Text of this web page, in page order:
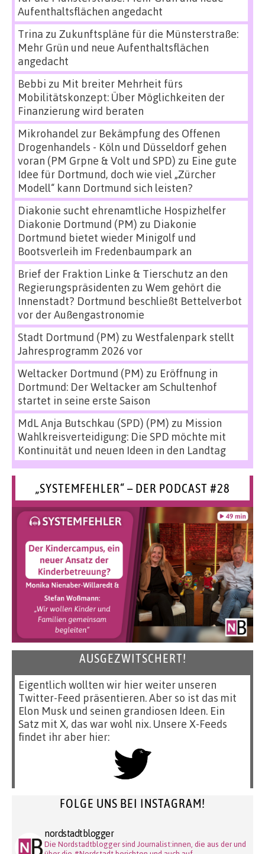
Aufenthaltsflächen angedacht
Trina zu Zukunftspläne für die Münsterstraße:
Mehr Grün und neue Aufenthaltsflächen
angedacht
Bebbi zu Mit breiter Mehrheit fürs
Mobilitätskonzept: Über Möglichkeiten der
Finanzierung wird beraten
Mikrohandel zur Bekämpfung des Offenen
Drogenhandels - Köln und Düsseldorf gehen
voran (PM Grpne & Volt und SPD) zu Eine gute
Idee für Dortmund, doch wie viel „Zürcher
Modell“ kann Dortmund sich leisten?
Diakonie sucht ehrenamtliche Hospizhelfer
Diakonie Dortmund (PM) zu Diakonie
Dortmund bietet wieder Minigolf und
Bootsverleih im Fredenbaumpark an
Brief der Fraktion Linke & Tierschutz an den
Regierungspräsidenten zu Wem gehört die
Innenstadt? Dortmund beschließt Bettelverbot
vor der Außengastronomie
Stadt Dortmund (PM) zu Westfalenpark stellt
Jahresprogramm 2026 vor
Weltacker Dortmund (PM) zu Eröffnung in
Dortmund: Der Weltacker am Schultenhof
startet in seine erste Saison
MdL Anja Butschkau (SPD) (PM) zu Mission
Wahlkreisverteidigung: Die SPD möchte mit
Kontinuität und neuen Ideen in den Landtag
„SYSTEMFEHLER“ – DER PODCAST #28
AUSGEZWITSCHERT!
Eigentlich wollten wir hier weiter unseren
Twitter-Feed präsentieren. Aber so ist das mit
Elon Musk und seinen grandiosen Ideen. Ein
Satz mit X, das war wohl nix. Unsere X-Feeds
findet ihr aber hier:
FOLGE UNS BEI INSTAGRAM!
nordstadtblogger
Die Nordstadtblogger sind Journalist:innen, die aus der und